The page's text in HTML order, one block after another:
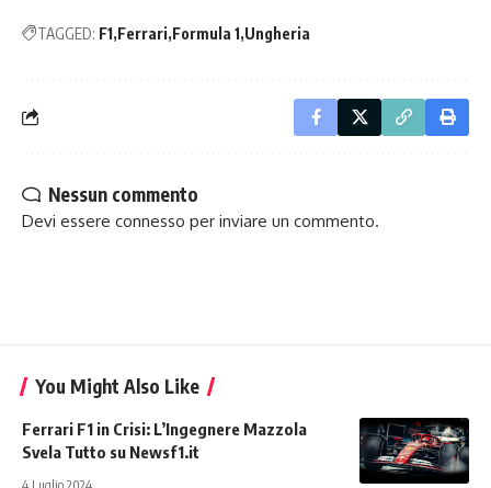
TAGGED: F1 Ferrari Formula 1 Ungheria
Nessun commento
Devi essere connesso per inviare un commento.
You Might Also Like
Ferrari F1 in Crisi: L’Ingegnere Mazzola
Svela Tutto su Newsf1.it